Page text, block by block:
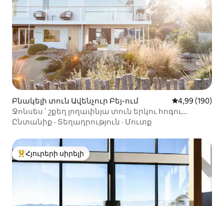
Բնակելի տուն Ավենչուր Բեյ-ում Միջին
4,99 (190)
Ջոնսես ՝ շքեղ լողափնյա տուն երկու հոգու
համար
Ընտանիք · Տեղադրություն · Մուտք
Հյուրերի սիրելի լավագույն տները
Հյուրերի սիրելի